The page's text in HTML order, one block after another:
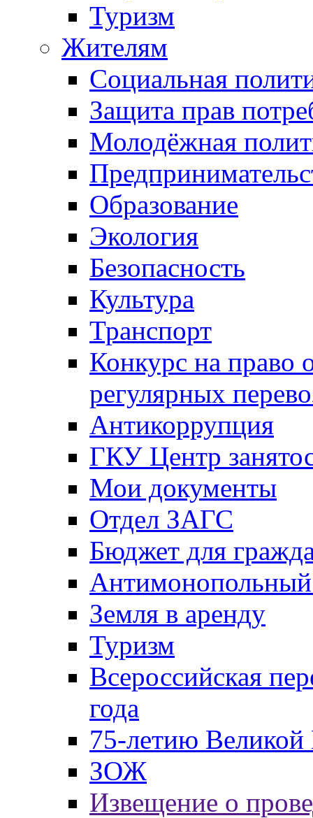
Туризм
Жителям
Социальная
Защита прав
Молодёжная
Образование
Экология
Безопасность
Культура
Транспорт
Конкурс на право
регулярных
Антикоррупция
ГКУ Центр
Мои документы
Отдел ЗАГС
Бюджет для
Антимонопольный
Земля в аренду
Туризм
Всероссийская
года
75-летию
ЗОЖ
Извещение о